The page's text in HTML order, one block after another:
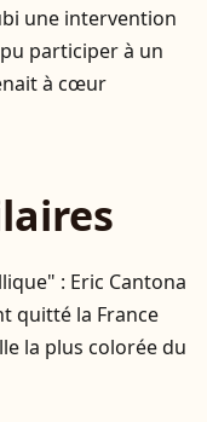
une intervention
participer à un
à cœur
: Eric Cantona
quitté la France
la plus colorée du